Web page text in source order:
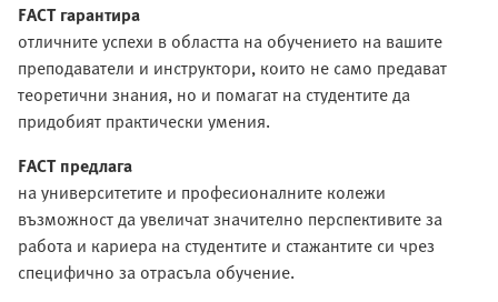
FACT гарантира
отличните успехи в областта на обучението на вашите
преподаватели и инструктори, които не само предават
теоретични знания, но и помагат на студентите да
придобият практически умения.
FACT предлага
на университетите и професионалните колежи
възможност да увеличат значително перспективите за
работа и кариера на студентите и стажантите си чрез
специфично за отрасъла обучение.